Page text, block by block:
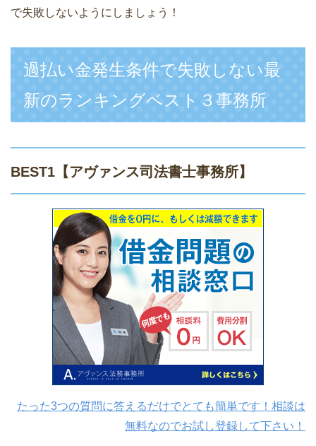
で失敗しないようにしましょう！
過払い金発生条件で失敗しない最
新のランキングベスト３事務所
BEST1 【アヴァンス司法書士事務所】
たった3つの質問に答えるだけでとても簡単です！相談は
無料なのでお試し登録して下さい！